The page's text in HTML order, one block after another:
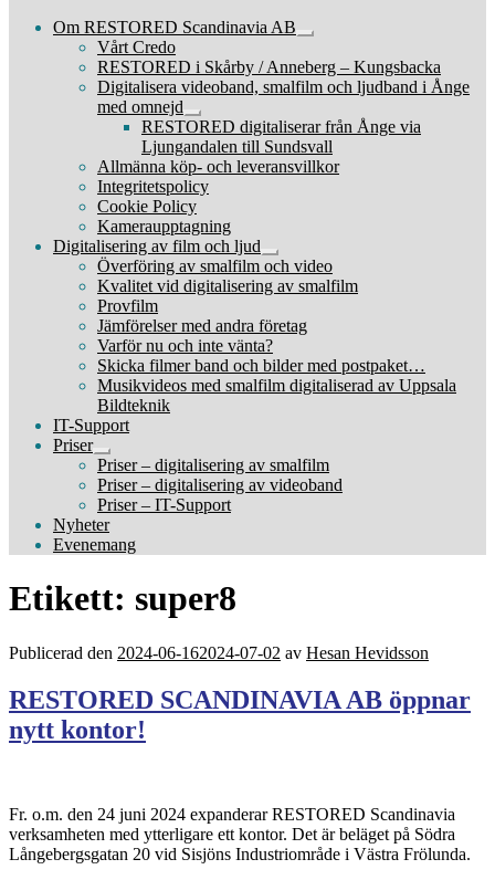
Om RESTORED Scandinavia AB
Expandera
undermeny
Vårt Credo
RESTORED i Skårby / Anneberg – Kungsbacka
Digitalisera videoband, smalfilm och ljudband i Ånge
med omnejd
Expandera
undermeny
RESTORED digitaliserar från Ånge via
Ljungandalen till Sundsvall
Allmänna köp- och leveransvillkor
Integritetspolicy
Cookie Policy
Kameraupptagning
Digitalisering av film och ljud
Expandera
undermeny
Överföring av smalfilm och video
Kvalitet vid digitalisering av smalfilm
Provfilm
Jämförelser med andra företag
Varför nu och inte vänta?
Skicka filmer band och bilder med postpaket…
Musikvideos med smalfilm digitaliserad av Uppsala
Bildteknik
IT-Support
Priser
Expandera
undermeny
Priser – digitalisering av smalfilm
Priser – digitalisering av videoband
Priser – IT-Support
Nyheter
Evenemang
Etikett: super8
Publicerad den 2024-06-162024-07-02 av Hesan Hevidsson
RESTORED SCANDINAVIA AB öppnar
nytt kontor!
Fr. o.m. den 24 juni 2024 expanderar RESTORED Scandinavia
verksamheten med ytterligare ett kontor. Det är beläget på Södra
Långebergsgatan 20 vid Sisjöns Industriområde i Västra Frölunda.